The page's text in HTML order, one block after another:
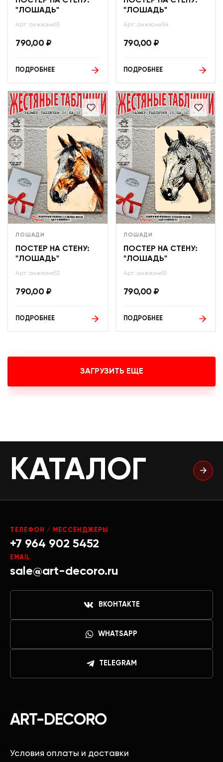
"ЛОШАДЬ"
Арт: анжкони55
790,00 ₽
ПОДРОБНЕЕ
"ЛОШАДЬ"
Арт: анжкони54
790,00 ₽
ПОДРОБНЕЕ
ЛОШАДИ
ПОСТЕР НА СТЕНУ:
"ЛОШАДЬ"
Арт: анжкони53
790,00 ₽
ПОДРОБНЕЕ
ЛОШАДИ
ПОСТЕР НА СТЕНУ:
"ЛОШАДЬ"
Арт: анжкони51
790,00 ₽
ПОДРОБНЕЕ
ЗАГРУЗИТЬ ЕЩЕ
КАТАЛОГ
ART-DECORO
Условия оплаты и доставки
ТЕЛЕФОН / МЕССЕНДЖЕРЫ
+7 964 902 5452
EMAIL
sale@art-decoro.ru
ВКОНТАКТЕ
WHATSAPP
TELEGRAM